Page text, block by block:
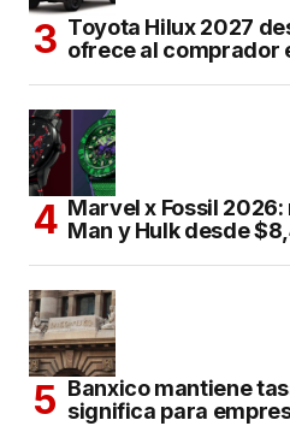
Toyota Hilux 2027
ofrece al comprador
Marvel x Fossil
Man y Hulk desde
Banxico mantiene
significa para